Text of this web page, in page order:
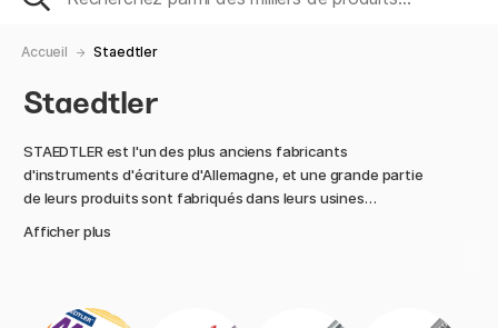
Accueil Staedtler
Staedtler
STAEDTLER est l'un des plus anciens fabricants
d'instruments d'écriture d'Allemagne, et une grande partie
de leurs produits sont fabriqués dans leurs usines
Sebastian Staedtler a fondé STAEDTLER en 1835 et
famille était enregistrée comme fabricant de crayons dans
Afficher plus